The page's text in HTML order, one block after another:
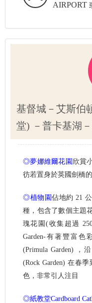
AIRPORT
基督城－艾斯伯
堂) －普卡基湖
◎夢娜維爾花園 欣賞
彷若置身於英國劍橋的
◎植物園佔地約 21
種，包含了數個主題
瑰花園(收集超過
Garden-有著豐富色
(Primula Garden) ，
(Rock Garden) 在春
色，非常引人注目
◎紙教堂Cardboard